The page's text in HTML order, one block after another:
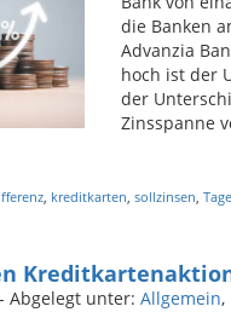
die Banken
Advanzia
hoch ist der
der
Zinsspanne
, kreditkarten, sollzinsen,
- Abgelegt unter: Allgemein,